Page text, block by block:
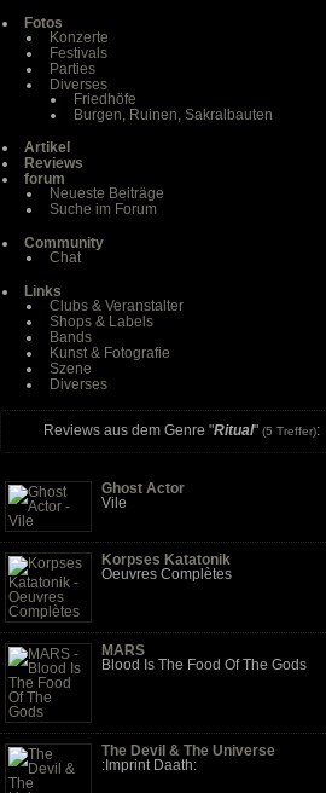
Fotos
Konzerte
Festivals
Parties
Diverses
Friedhöfe
Burgen, Ruinen, Sakralbauten
Artikel
Reviews
forum
Neueste Beiträge
Suche im Forum
Community
Chat
Links
Clubs & Veranstalter
Shops & Labels
Bands
Kunst & Fotografie
Szene
Diverses
Reviews aus dem Genre "Ritual" (5 Treffer):
Ghost Actor
Vile
Korpses Katatonik
Oeuvres Complètes
MARS
Blood Is The Food Of The Gods
The Devil & The Universe
:Imprint Daath: